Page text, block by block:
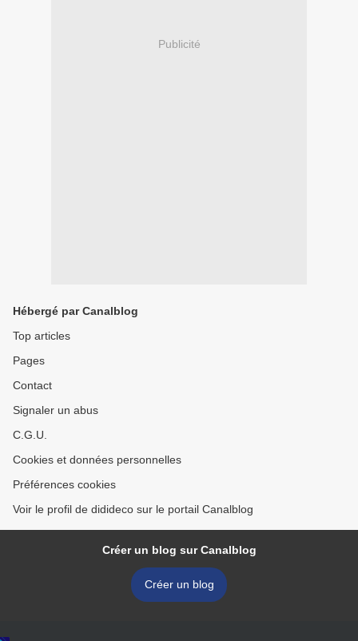
Publicité
Hébergé par Canalblog
Top articles
Pages
Contact
Signaler un abus
C.G.U.
Cookies et données personnelles
Préférences cookies
Voir le profil de didideco sur le portail Canalblog
Créer un blog sur Canalblog
Créer un blog